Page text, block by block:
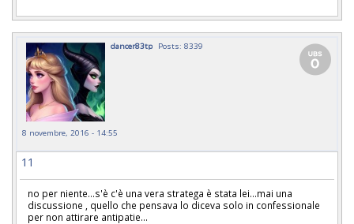
dancer83tp Posts: 8339
8 novembre, 2016 - 14:55
11
no per niente...s'è c'è una vera stratega è stata lei...mai una
discussione , quello che pensava lo diceva solo in confessionale
per non attirare antipatie...